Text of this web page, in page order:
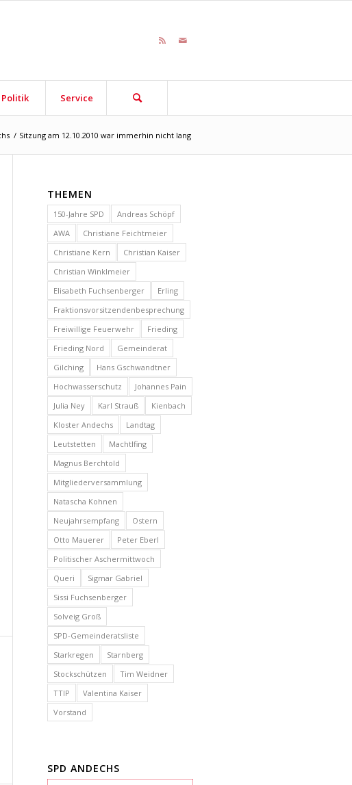
Politik Service
/ Sitzung am 12.10.2010 war immerhin nicht lang
THEMEN
150-Jahre SPD
Andreas Schöpf
AWA
Christiane Feichtmeier
Christiane Kern
Christian Kaiser
Christian Winklmeier
Elisabeth Fuchsenberger
Erling
Fraktionsvorsitzendenbesprechung
Freiwillige Feuerwehr
Frieding
Frieding Nord
Gemeinderat
Gilching
Hans Gschwandtner
Hochwasserschutz
Johannes Pain
Julia Ney
Karl Strauß
Kienbach
Kloster Andechs
Landtag
Leutstetten
Machtlfing
Magnus Berchtold
Mitgliederversammlung
Natascha Kohnen
Neujahrsempfang
Ostern
Otto Mauerer
Peter Eberl
Politischer Aschermittwoch
Queri
Sigmar Gabriel
Sissi Fuchsenberger
Solveig Groß
SPD-Gemeinderatsliste
Starkregen
Starnberg
Stockschützen
Tim Weidner
TTIP
Valentina Kaiser
Vorstand
SPD ANDECHS